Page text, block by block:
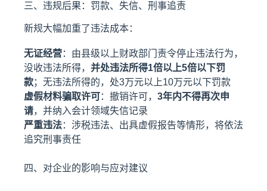
三、违规后果：罚款、失信、刑事追责
新规大幅加重了违法成本：
无证经营：由县级以上财政部门责令停止违法行为，
没收违法所得， 并处违法所得1倍以上5倍以下罚
款；无违法所得的，处3万元以上10万元以下罚款
虚假材料骗取许可：撤销许可， 3年内不得再次申
请，并纳入会计领域失信记录
严重违法：涉税违法、出具虚假报告等情形，将依法
追究刑事责任
四、对企业的影响与应对建议